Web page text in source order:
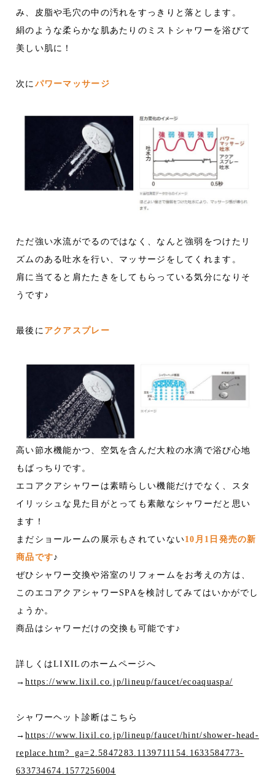
み、皮脂や毛穴の中の汚れをすっきりと落とします。
絹のような柔らかな肌あたりのミストシャワーを浴びて
美しい肌に！
次に パワーマッサージ
ただ強い水流がでるのではなく、なんと強弱をつけたリ
ズムのある吐水を行い、マッサージをしてくれます。
肩に当てると肩たたきをしてもらっている気分になりそ
うです♪
最後に アクアスプレー
高い節水機能かつ、空気を含んだ大粒の水滴で浴び心地
もばっちりです。
エコアクアシャワーは素晴らしい機能だけでなく、スタ
イリッシュな見た目がとっても素敵なシャワーだと思い
ます！
まだショールームの展示もされていない10月1日発売の新
商品です♪
ぜひシャワー交換や浴室のリフォームをお考えの方は、
このエコアクアシャワーSPAを検討してみてはいかがでし
ょうか。
商品はシャワーだけの交換も可能です♪
詳しくはLIXILのホームページへ
→https://www.lixil.co.jp/lineup/faucet/ecoaquaspa/
シャワーヘット診断はこちら
→https://www.lixil.co.jp/lineup/faucet/hint/shower-head-
replace.htm?_ga=2.5847283.1139711154.1633584773-
633734674.1577256004